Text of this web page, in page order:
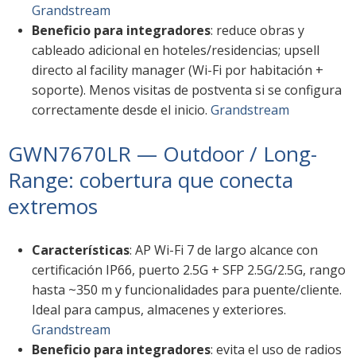
Grandstream
Beneficio para integradores: reduce obras y
cableado adicional en hoteles/residencias; upsell
directo al facility manager (Wi-Fi por habitación +
soporte). Menos visitas de postventa si se configura
correctamente desde el inicio. Grandstream
GWN7670LR — Outdoor / Long-
Range: cobertura que conecta
extremos
Características: AP Wi-Fi 7 de largo alcance con
certificación IP66, puerto 2.5G + SFP 2.5G/2.5G, rango
hasta ~350 m y funcionalidades para puente/cliente.
Ideal para campus, almacenes y exteriores.
Grandstream
Beneficio para integradores: evita el uso de radios